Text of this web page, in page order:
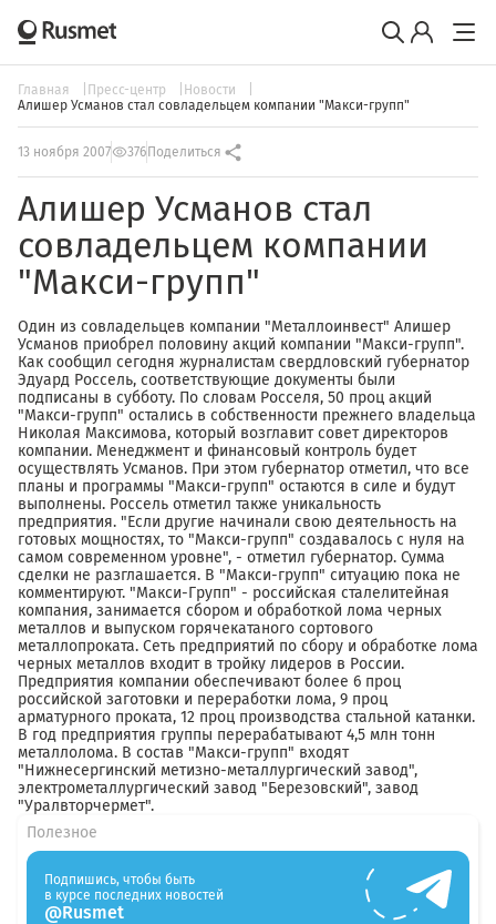
Главная Пресс-центр
Новости
Алишер Усманов стал совладельцем компании "Макси-групп"
13 ноября 2007 376 Поделиться
Алишер Усманов стал
совладельцем компании
"Макси-групп"
Один из совладельцев компании "Металлоинвест" Алишер
Усманов приобрел половину акций компании "Макси-групп".
Как сообщил сегодня журналистам свердловский губернатор
Эдуард Россель, соответствующие документы были
подписаны в субботу. По словам Росселя, 50 проц акций
"Макси-групп" остались в собственности прежнего владельца
Николая Максимова, который возглавит совет директоров
компании. Менеджмент и финансовый контроль будет
осуществлять Усманов. При этом губернатор отметил, что все
планы и программы "Макси-групп" остаются в силе и будут
выполнены. Россель отметил также уникальность
предприятия. "Если другие начинали свою деятельность на
готовых мощностях, то "Макси-групп" создавалось с нуля на
самом современном уровне", - отметил губернатор. Сумма
сделки не разглашается. В "Макси-групп" ситуацию пока не
комментируют. "Макси-Групп" - российская сталелитейная
компания, занимается сбором и обработкой лома черных
металлов и выпуском горячекатаного сортового
металлопроката. Сеть предприятий по сбору и обработке лома
черных металлов входит в тройку лидеров в России.
Предприятия компании обеспечивают более 6 проц
российской заготовки и переработки лома, 9 проц
арматурного проката, 12 проц производства стальной катанки.
В год предприятия группы перерабатывают 4,5 млн тонн
металлолома. В состав "Макси-групп" входят
"Нижнесергинский метизно-металлургический завод",
электрометаллургический завод "Березовский", завод
"Уралвторчермет".
Полезное
Подпишись, чтобы быть
в курсе последних новостей
@Rusmet